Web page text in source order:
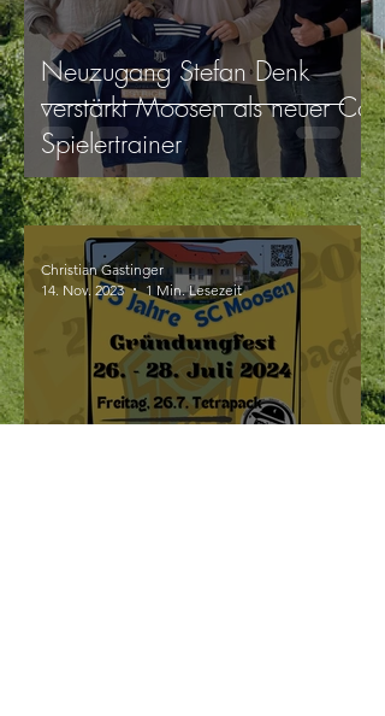
Neuzugang Stefan Denk
verstärkt Moosen als neuer Co-
Spielertrainer
Christian Gastinger
14. Nov. 2023
1 Min. Lesezeit